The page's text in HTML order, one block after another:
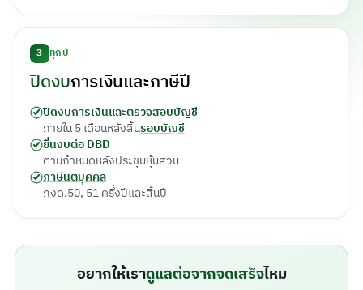
3 ทุกปี
ปิดงบการเงินและภาษีปี
ปิดงบการเงินและตรวจสอบบัญชี
ภายใน 5 เดือนหลังสิ้นรอบบัญชี
ยื่นงบต่อ DBD
ตามกำหนดหลังประชุมหุ้นส่วน
ภาษีนิติบุคคล
ภงด.50, 51 ครึ่งปีและสิ้นปี
อยากให้เราดูแลต่อจากจดเสร็จไหม